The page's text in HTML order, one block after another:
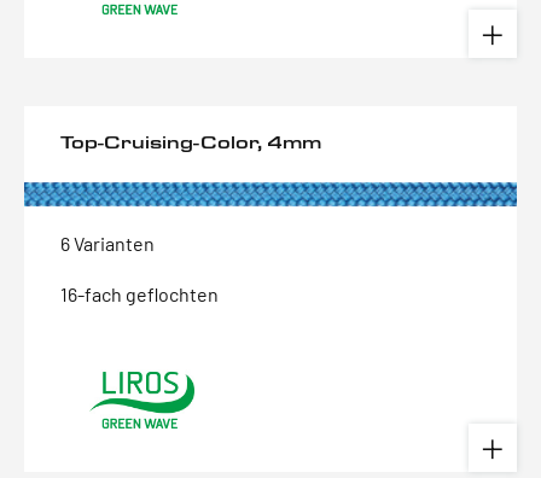
Top-Cruising-Color, 4mm
6 Varianten
16-fach geflochten